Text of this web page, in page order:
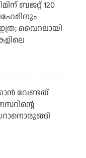
ബജറ്റ് 120
വൈറലായി
വേണ്ടത്